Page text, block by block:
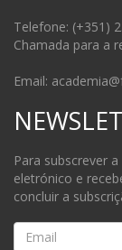
Telefone: (+351)
Chamada para a
Email:
Para subscrever
eletrónico e
concluir a
Email